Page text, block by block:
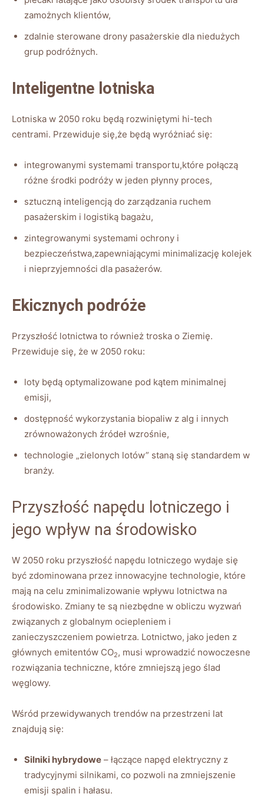
zamożnych klientów,
zdalnie sterowane drony pasażerskie dla niedużych
grup podróżnych.
Inteligentne lotniska
Lotniska w 2050 roku będą rozwiniętymi hi-tech
centrami. Przewiduje się,że będą wyróżniać się:
integrowanymi systemami transportu,które połączą
różne środki podróży w jeden płynny proces,
sztuczną inteligencją do zarządzania ruchem
pasażerskim i logistiką bagażu,
zintegrowanymi systemami ochrony i
bezpieczeństwa,zapewniającymi minimalizację kolejek
i nieprzyjemności dla pasażerów.
Ekicznych podróże
Przyszłość lotnictwa to również troska o Ziemię.
Przewiduje się, że w 2050 roku:
loty będą optymalizowane pod kątem minimalnej
emisji,
dostępność wykorzystania biopaliw z alg i innych
zrównoważonych źródeł wzrośnie,
technologie „zielonych lotów” staną się standardem w
branży.
Przyszłość napędu lotniczego i
jego wpływ na środowisko
W 2050 roku przyszłość napędu lotniczego wydaje się
być zdominowana przez innowacyjne technologie, które
mają na celu zminimalizowanie wpływu lotnictwa na
środowisko. Zmiany te są niezbędne w obliczu wyzwań
związanych z globalnym ociepleniem i
zanieczyszczeniem powietrza. Lotnictwo, jako jeden z
głównych emitentów CO2, musi wprowadzić nowoczesne
rozwiązania techniczne, które zmniejszą jego ślad
węglowy.
Wśród przewidywanych trendów na przestrzeni lat
znajdują się:
Silniki hybrydowe – łączące napęd elektryczny z
tradycyjnymi silnikami, co pozwoli na zmniejszenie
emisji spalin i hałasu.